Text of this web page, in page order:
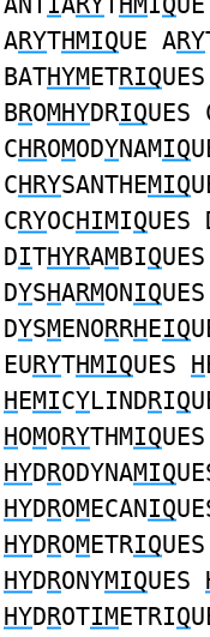
ARYTHMIQUE ARY
BATHYMETRIQ
BROMHYDRIQUES
CHROMODYNAMIQ
CHRYSANTHEMIQ
CRYOCHIMIQUES
DITHYRAMBIQ
DYSHARMONIQ
DYSMENORRHEIQ
EURYTHMIQUES H
HEMICYLINDRIQ
HOMORYTHMIQUES
HYDRODYNAMIQ
HYDROMECANIQ
HYDROMETRIQUES
HYDRONYMIQUES
HYDROTIMETRIQ